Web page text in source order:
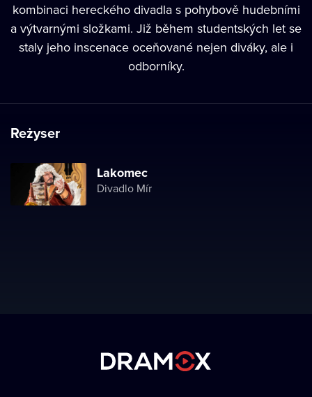
kombinaci hereckého divadla s pohybově hudebními
a výtvarnými složkami. Již během studentských let se
staly jeho inscenace oceňované nejen diváky, ale i
odborníky.
Reżyser
Lakomec
Divadlo Mír